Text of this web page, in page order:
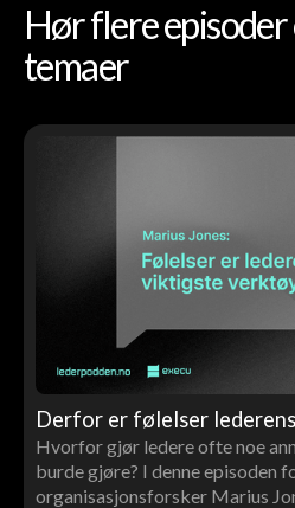
Hør flere episoder
temaer
Derfor er følelser
Hvorfor gjør ledere ofte noe
burde gjøre? I denne episoden
organisasjonsforsker Marius